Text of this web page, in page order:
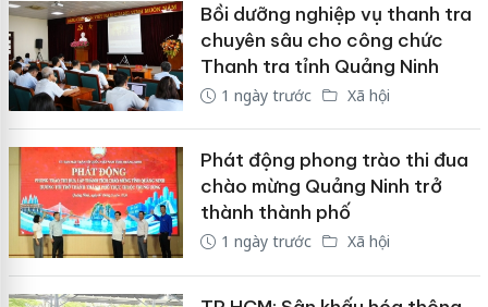
Bồi dưỡng nghiệp vụ thanh tra
chuyên sâu cho công chức
Thanh tra tỉnh Quảng Ninh
1 ngày trước Xã hội
Phát động phong trào thi đua
chào mừng Quảng Ninh trở
thành thành phố
1 ngày trước Xã hội